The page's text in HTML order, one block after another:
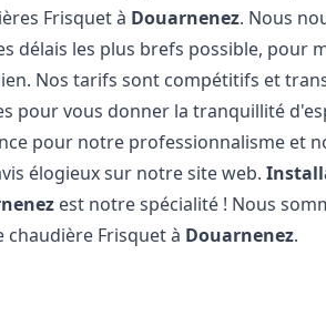
Frisquet à Douarnenez. Nous
délais les plus brefs possible, pour
Nos tarifs sont compétitifs et
pour vous donner la tranquillité
pour notre professionnalisme et
élogieux sur notre site web.
est notre spécialité ! Nous
chaudière Frisquet à Douarnenez.